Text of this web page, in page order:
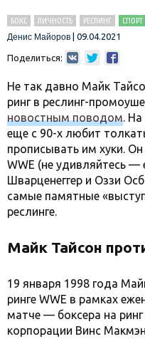
БОКС ЛИЧНОСТЬ РЕСЛИНГ
СПОРТ
Денис Майоров
09.04.2021
Поделиться:
Не так давно Майк
ринг в реслинг-
новостным поводом.
еще с 90-х любит
прописывать им хуки.
WWE (не удивляйтесь
Шварценеггер и Оззи
самые памятные
реслинге.
Майк Тайсон
19 января 1998 года
ринге WWE в рамках
матче — боксера на
корпорации Винс